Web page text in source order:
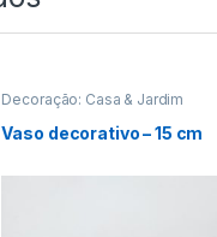
Decoração: Casa & Jardim
Vaso decorativo – 15 cm